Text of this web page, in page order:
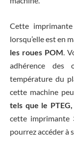
Cette
lorsqu’elle est en
les roues POM.
adhérence des
température du
cette machine
tels que le PTEG,
cette imprimante
pourrez accéder à